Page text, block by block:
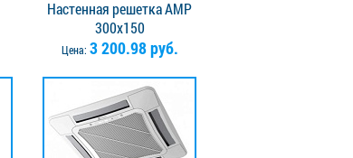
Настенная решетка АМР
300x150
Цена: 3 200.98 руб.